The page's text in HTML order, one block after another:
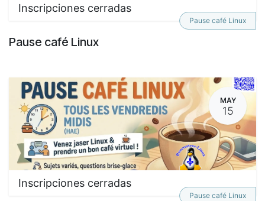
Inscripciones cerradas
Pause café Linux
Pause café Linux
MAY
15
Inscripciones cerradas
Pause café Linux